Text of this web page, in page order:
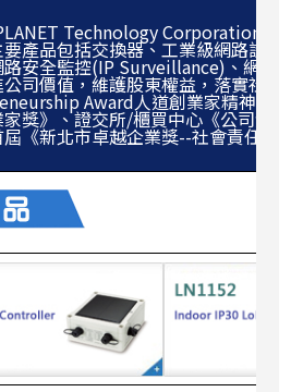
Technology Corporation)
產品包括交換器、工業級網路設
安全監控(IP Surveillance)、網
司價值，維護股東權益，落實社
Award人道創業家精神獎
獎》、證交所/櫃買中心《公司治
《新北市卓越企業獎--社會責任獎